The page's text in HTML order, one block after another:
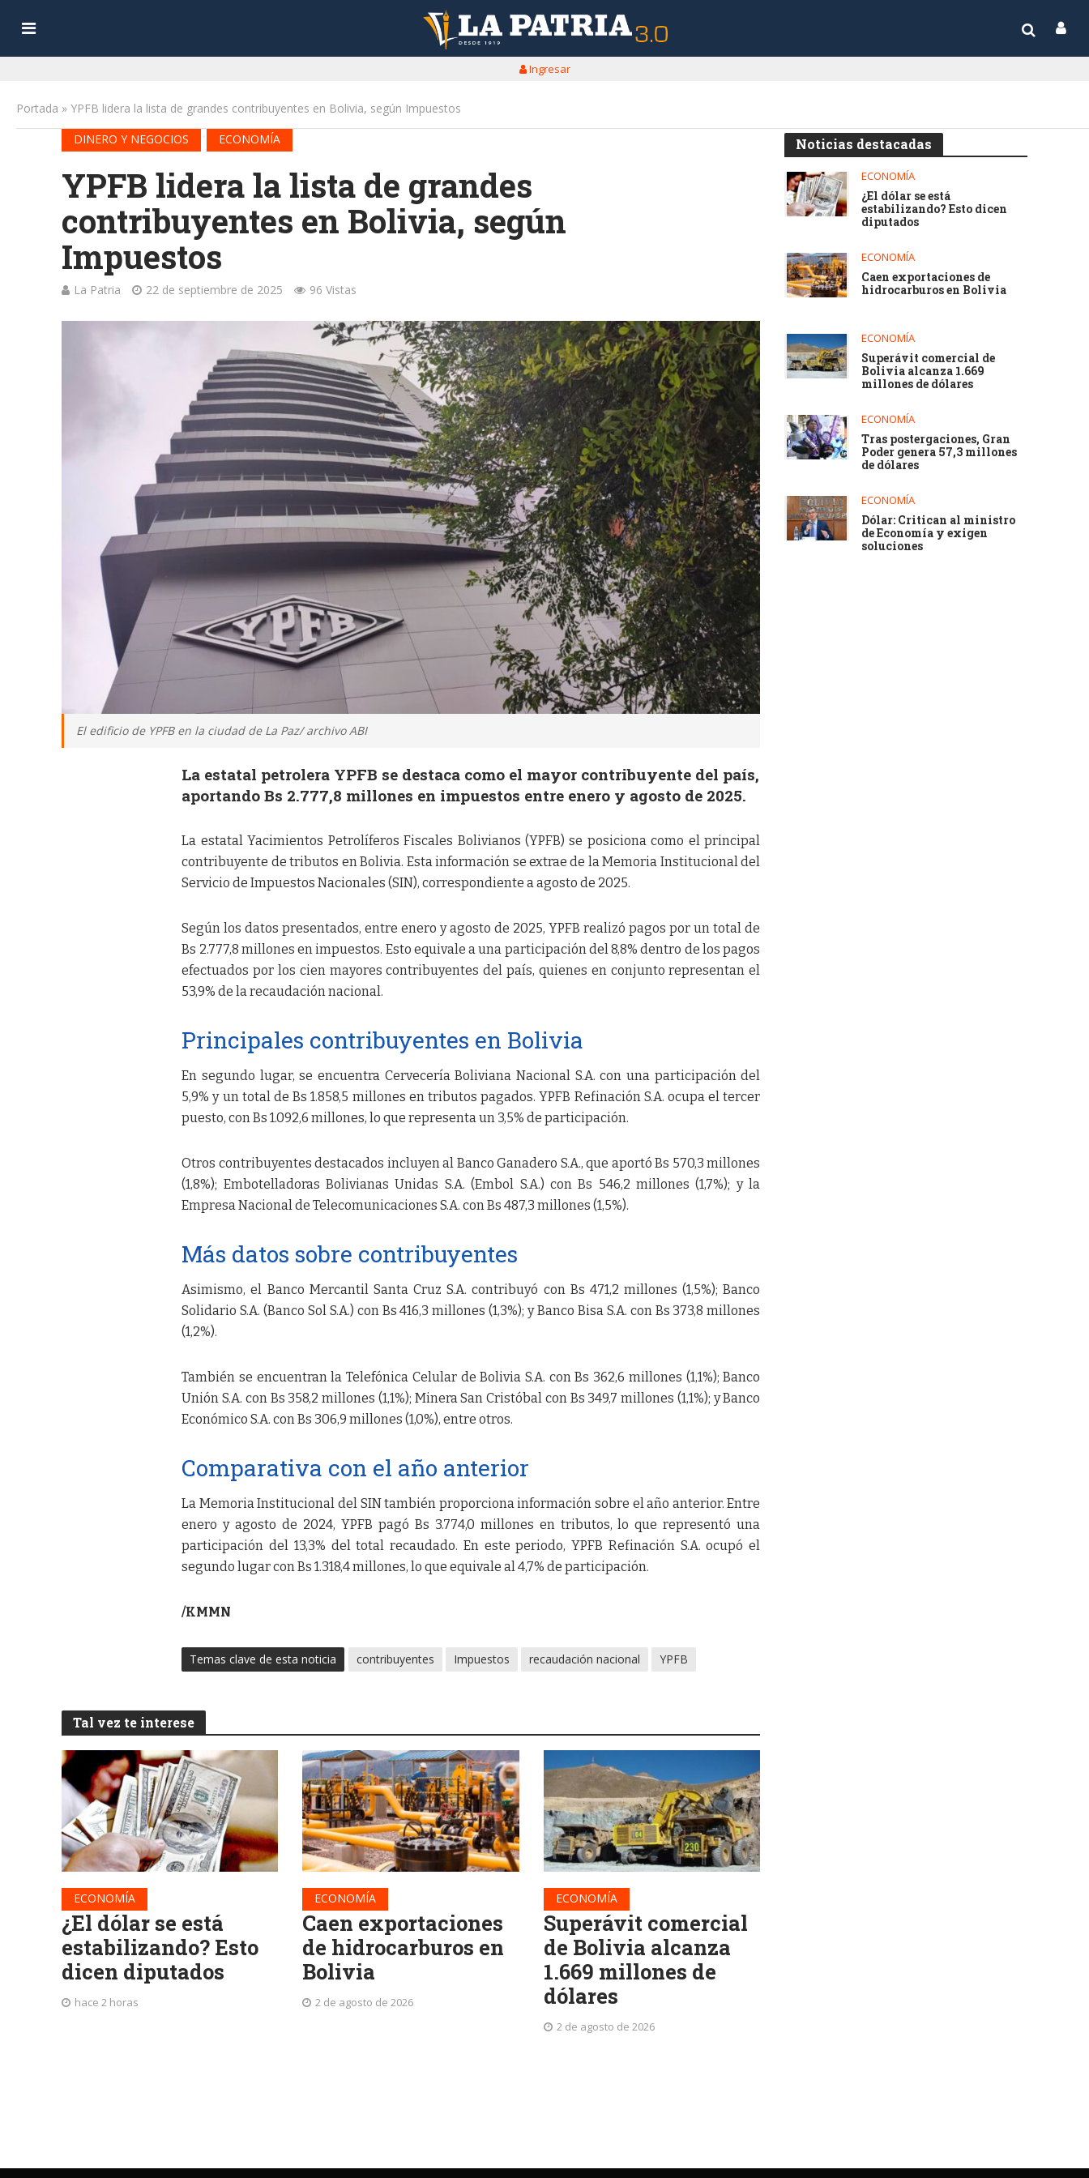
Ingresar
Portada » YPFB lidera la lista de grandes contribuyentes en Bolivia, según Impuestos
DINERO Y NEGOCIOS
ECONOMÍA
YPFB lidera la lista de grandes
contribuyentes en Bolivia, según
Impuestos
La Patria 22 de septiembre de 2025 96 Vistas
El edificio de YPFB en la ciudad de La Paz/ archivo ABI
La estatal petrolera YPFB se destaca como el mayor contribuyente del país,
aportando Bs 2.777,8 millones en impuestos entre enero y agosto de 2025.
La estatal Yacimientos Petrolíferos Fiscales Bolivianos (YPFB) se posiciona como el principal
contribuyente de tributos en Bolivia. Esta información se extrae de la Memoria Institucional del
Servicio de Impuestos Nacionales (SIN), correspondiente a agosto de 2025.
Según los datos presentados, entre enero y agosto de 2025, YPFB realizó pagos por un total de
Bs 2.777,8 millones en impuestos. Esto equivale a una participación del 8,8% dentro de los pagos
efectuados por los cien mayores contribuyentes del país, quienes en conjunto representan el
53,9% de la recaudación nacional.
Principales contribuyentes en Bolivia
En segundo lugar, se encuentra Cervecería Boliviana Nacional S.A. con una participación del
5,9% y un total de Bs 1.858,5 millones en tributos pagados. YPFB Refinación S.A. ocupa el tercer
puesto, con Bs 1.092,6 millones, lo que representa un 3,5% de participación.
Otros contribuyentes destacados incluyen al Banco Ganadero S.A., que aportó Bs 570,3 millones
(1,8%); Embotelladoras Bolivianas Unidas S.A. (Embol S.A.) con Bs 546,2 millones (1,7%); y la
Empresa Nacional de Telecomunicaciones S.A. con Bs 487,3 millones (1,5%).
Más datos sobre contribuyentes
Asimismo, el Banco Mercantil Santa Cruz S.A. contribuyó con Bs 471,2 millones (1,5%); Banco
Solidario S.A. (Banco Sol S.A.) con Bs 416,3 millones (1,3%); y Banco Bisa S.A. con Bs 373,8 millones
(1,2%).
También se encuentran la Telefónica Celular de Bolivia S.A. con Bs 362,6 millones (1,1%); Banco
Unión S.A. con Bs 358,2 millones (1,1%); Minera San Cristóbal con Bs 349,7 millones (1,1%); y Banco
Económico S.A. con Bs 306,9 millones (1,0%), entre otros.
Comparativa con el año anterior
La Memoria Institucional del SIN también proporciona información sobre el año anterior. Entre
enero y agosto de 2024, YPFB pagó Bs 3.774,0 millones en tributos, lo que representó una
participación del 13,3% del total recaudado. En este periodo, YPFB Refinación S.A. ocupó el
segundo lugar con Bs 1.318,4 millones, lo que equivale al 4,7% de participación.
/KMMN
Temas clave de esta noticia contribuyentes Impuestos recaudación nacional YPFB
Tal vez te interese
ECONOMÍA
¿El dólar se está
estabilizando? Esto
dicen diputados
hace 2 horas
ECONOMÍA
Caen exportaciones
de hidrocarburos en
Bolivia
2 de agosto de 2026
ECONOMÍA
Superávit comercial
de Bolivia alcanza
1.669 millones de
dólares
2 de agosto de 2026
Noticias destacadas
ECONOMÍA
¿El dólar se está
estabilizando? Esto dicen
diputados
ECONOMÍA
Caen exportaciones de
hidrocarburos en Bolivia
ECONOMÍA
Superávit comercial de
Bolivia alcanza 1.669
millones de dólares
ECONOMÍA
Tras postergaciones, Gran
Poder genera 57,3 millones
de dólares
ECONOMÍA
Dólar: Critican al ministro
de Economía y exigen
soluciones